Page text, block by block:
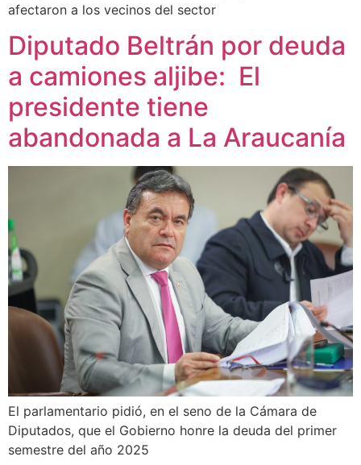
afectaron a los vecinos del sector
Diputado Beltrán por deuda
a camiones aljibe: El
presidente tiene
abandonada a La Araucanía
El parlamentario pidió, en el seno de la Cámara de
Diputados, que el Gobierno honre la deuda del primer
semestre del año 2025